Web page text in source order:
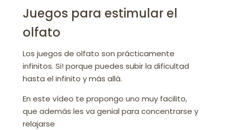
Juegos para estimular el
olfato
Los juegos de olfato son prácticamente
infinitos. Si! porque puedes subir la dificultad
hasta el infinito y más allá.
En este vídeo te propongo uno muy facilito,
que además les va genial para concentrarse y
relajarse